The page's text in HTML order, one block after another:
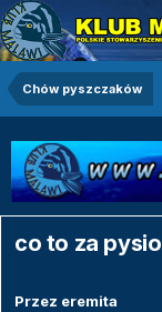
Chów pyszczaków
co to za pysio
Przez eremita